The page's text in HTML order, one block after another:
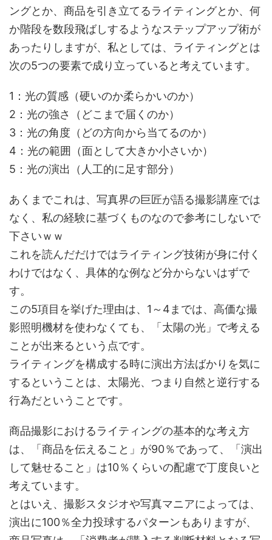
ングとか、商品を引き立てるライティングとか、何
か階段を数段飛ばしするようなステップアップ術が
あったりしますが、私としては、ライティングとは
次の5つの要素で成り立っていると考えています。
1：光の質感（硬いのか柔らかいのか）
2：光の強さ（どこまで届くのか）
3：光の角度（どの方向から当てるのか）
4：光の範囲（面として大きか小さいか）
5：光の演出（人工的に足す部分）
あくまでこれは、写真界の巨匠が語る撮影講座では
なく、私の経験に基づくものなので参考にしないで
下さいｗｗ
これを読んだだけではライティング技術が身に付く
わけではなく、具体的な例など分からないはずで
す。
この5項目を挙げた理由は、1～4までは、高価な撮
影照明機材を使わなくても、「太陽の光」で考える
ことが出来るという点です。
ライティングを構成する時に演出方法ばかりを気に
するということは、太陽光、つまり自然と逆行する
行為だということです。
商品撮影におけるライティングの基本的な考え方
は、「商品を伝えること」が90％であって、「演出
して魅せること」は10％くらいの配慮で丁度良いと
考えています。
とはいえ、撮影スタジオや写真マニアによっては、
演出に100％全力投球するパターンもありますが、